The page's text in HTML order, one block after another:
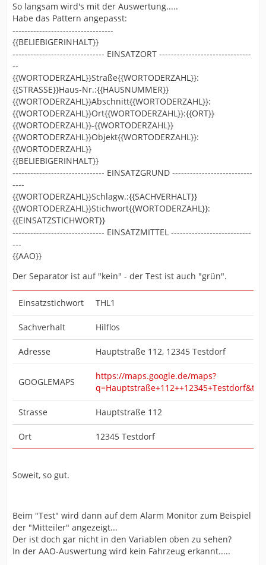
So langsam wird's mit der Auswertung.....
Habe das Pattern angepasst:
----------------------------------
{{BELIEBIGERINHALT}}
------------------------------- EINSATZORT -------------------------------
--
{{WORTODERZAHL}}Straße{{WORTODERZAHL}}:
{{STRASSE}}Haus-Nr.:{{HAUSNUMMER}}
{{WORTODERZAHL}}Abschnitt{{WORTODERZAHL}}:
{{WORTODERZAHL}}Ort{{WORTODERZAHL}}:{{ORT}}
{{WORTODERZAHL}}-{{WORTODERZAHL}}
{{WORTODERZAHL}}Objekt{{WORTODERZAHL}}:
{{WORTODERZAHL}}
{{BELIEBIGERINHALT}}
------------------------------- EINSATZGRUND ---------------------------
----
{{WORTODERZAHL}}Schlagw.:{{SACHVERHALT}}
{{WORTODERZAHL}}Stichwort{{WORTODERZAHL}}:
{{EINSATZSTICHWORT}}
------------------------------- EINSATZMITTEL ---------------------------
---
{{AAO}}
Der Separator ist auf "kein" - der Test ist auch "grün".
Einsatzstichwort THL1
Sachverhalt Hilflos
Adresse Hauptstraße 112, 12345 Testdorf
GOOGLEMAPS
https://maps.google.de/maps?
Strasse Hauptstraße 112
Ort 12345 Testdorf
Soweit, so gut.
Beim "Test" wird dann auf dem Alarm Monitor zum Beispiel
der "Mitteiler" angezeigt...
Der ist doch gar nicht in den Variablen oben zu sehen?
In der AAO-Auswertung wird kein Fahrzeug erkannt.....